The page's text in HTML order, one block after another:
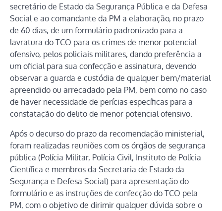
secretário de Estado da Segurança Pública e da Defesa
Social e ao comandante da PM a elaboração, no prazo
de 60 dias, de um formulário padronizado para a
lavratura do TCO para os crimes de menor potencial
ofensivo, pelos policiais militares, dando preferência a
um oficial para sua confecção e assinatura, devendo
observar a guarda e custódia de qualquer bem/material
apreendido ou arrecadado pela PM, bem como no caso
de haver necessidade de perícias específicas para a
constatação do delito de menor potencial ofensivo.
Após o decurso do prazo da recomendação ministerial,
foram realizadas reuniões com os órgãos de segurança
pública (Polícia Militar, Polícia Civil, Instituto de Polícia
Científica e membros da Secretaria de Estado da
Segurança e Defesa Social) para apresentação do
formulário e as instruções de confecção do TCO pela
PM, com o objetivo de dirimir qualquer dúvida sobre o